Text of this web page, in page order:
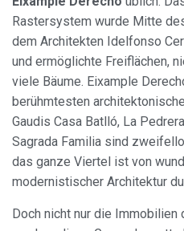
Rastersystem wurde Mitte
dem Architekten Idelfonso
und ermöglichte Freiflächen,
viele Bäume. Eixample
berühmtesten
Gaudis Casa Batlló, La
Sagrada Familia sind
das ganze Viertel ist von
modernistischer Architektur
Doch nicht nur die Immobilien